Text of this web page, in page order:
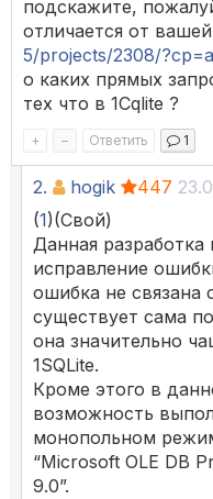
подскажите,
отличается от вашей
5/projects/2308/
о каких прямых
тех что в 1Cqlite ?
+ – Ответить 1
2. hogik 447
(1)(Свой)
Данная разработка
исправление
ошибка не связана
существует сама
она значительно
1SQLite.
Кроме этого в
возможность
монопольном
“Microsoft OLE DB
9.0”.